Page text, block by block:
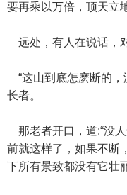
要再乘以万倍，顶天立
远处，有人在说话，
“这山到底怎麽断的，
长者。
那老者开口，道:“没
前就这样了，如果不断
下所有景致都没有它壮